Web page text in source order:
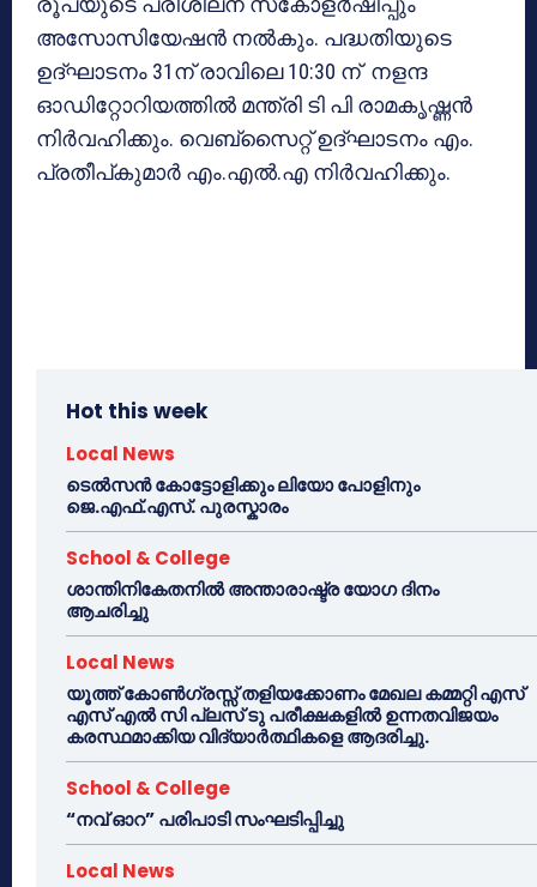
അസോസിയേഷന്‍ നല്‍കും. പദ്ധതിയുടെ
ഉദ്ഘാടനം 31ന് രാവിലെ 10:30 ന് നളന്ദ
ഓഡിറ്റോറിയത്തില്‍ മന്ത്രി ടി പി രാമകൃഷ്ണന്‍
നിര്‍വഹിക്കും. വെബ്‌സൈറ്റ് ഉദ്ഘാടനം എം.
പ്രതീപ്കുമാര്‍ എം.എല്‍.എ നിര്‍വഹിക്കും.
Hot this week
Local News
ടെൽസൻ കോട്ടോളിക്കും ലിയോ പോളിനും
ജെ.എഫ്.എസ്. പുരസ്കാരം
School & College
ശാന്തിനികേതനിൽ അന്താരാഷ്ട്ര യോഗ ദിനം
ആചരിച്ചു
Local News
യൂത്ത് കോൺഗ്രസ്സ് തളിയക്കോണം മേഖല കമ്മറ്റി എസ്
എസ് എൽ സി പ്ലസ് ടു പരീക്ഷകളിൽ ഉന്നതവിജയം
കരസ്ഥമാക്കിയ വിദ്യാർത്ഥികളെ ആദരിച്ചു.
School & College
“നവ് ഓറ” പരിപാടി സംഘടിപ്പിച്ചു
Local News